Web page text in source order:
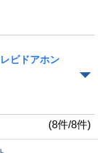
ビドアホン
(8件/8件)